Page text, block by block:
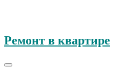
Ремонт в квартире